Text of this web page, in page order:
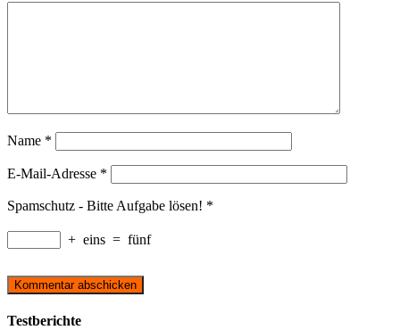
Name *
E-Mail-Adresse *
Spamschutz - Bitte Aufgabe lösen! *
+ eins = fünf
Testberichte